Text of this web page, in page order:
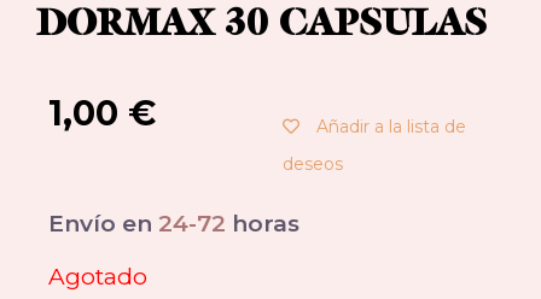
DORMAX 30 CAPSULAS
1,00 €
Añadir a la lista de
deseos
Envío en 24-72 horas
Agotado